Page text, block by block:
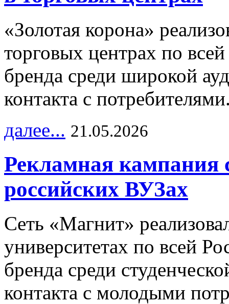
«Золотая корона»
торговых центрах по
бренда среди широкой
контакта с
далее... 21.05.2026
Рекламная кампания
российских ВУЗах
Сеть «Магнит»
университетах по всей
бренда среди
контакта с молодыми